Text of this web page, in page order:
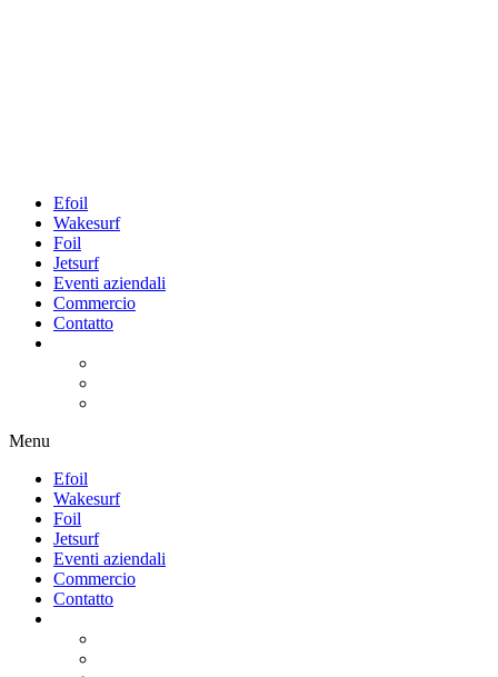
Efoil
Wakesurf
Foil
Jetsurf
Eventi aziendali
Commercio
Contatto
Menu
Efoil
Wakesurf
Foil
Jetsurf
Eventi aziendali
Commercio
Contatto